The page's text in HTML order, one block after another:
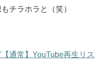
チラホラと（笑）
通常】YouTube再生リス